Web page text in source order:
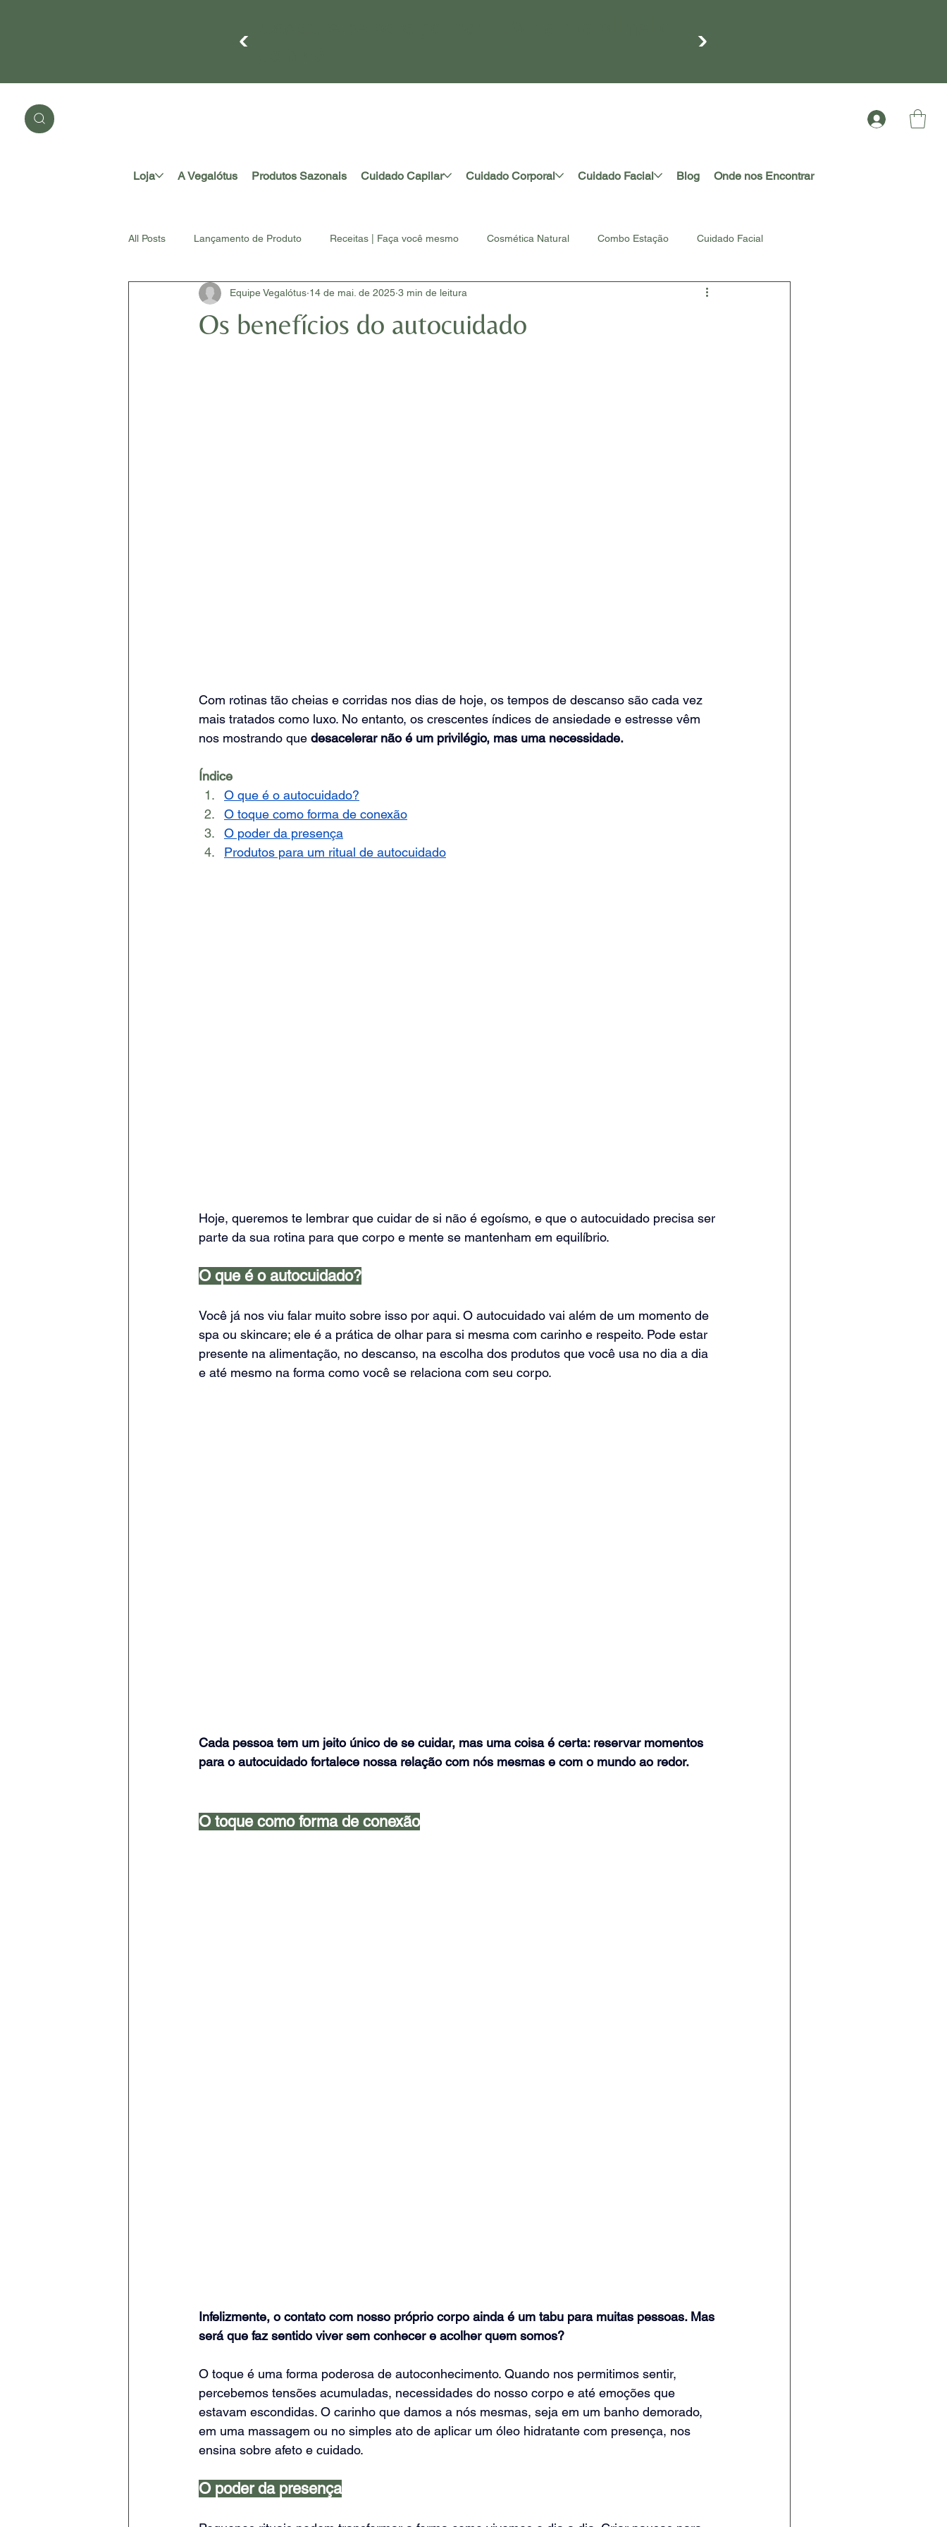
Loja A Vegalótus Produtos Sazonais Cuidado Capilar Cuidado Corporal Cuidado Facial Blog Onde nos Encontrar
All Posts Lançamento de Produto Receitas | Faça você mesmo Cosmética Natural Combo Estação Cuidado Facial
#somosnatureza Acessório Artesanal
Os benefícios do autocuidado
Equipe Vegalótus 14 de mai. de 2025 3 min de leitura
Com rotinas tão cheias e corridas nos dias de hoje, os tempos de descanso são cada vez
mais tratados como luxo. No entanto, os crescentes índices de ansiedade e estresse vêm
nos mostrando que desacelerar não é um privilégio, mas uma necessidade.
Índice
O que é o autocuidado?
O toque como forma de conexão
O poder da presença
Produtos para um ritual de autocuidado
Hoje, queremos te lembrar que cuidar de si não é egoísmo, e que o autocuidado precisa ser
parte da sua rotina para que corpo e mente se mantenham em equilíbrio.
O que é o autocuidado?
Você já nos viu falar muito sobre isso por aqui. O autocuidado vai além de um momento de
spa ou skincare; ele é a prática de olhar para si mesma com carinho e respeito. Pode estar
presente na alimentação, no descanso, na escolha dos produtos que você usa no dia a dia
e até mesmo na forma como você se relaciona com seu corpo.
Cada pessoa tem um jeito único de se cuidar, mas uma coisa é certa: reservar momentos
para o autocuidado fortalece nossa relação com nós mesmas e com o mundo ao redor.
O toque como forma de conexão
Infelizmente, o contato com nosso próprio corpo ainda é um tabu para muitas pessoas. Mas
será que faz sentido viver sem conhecer e acolher quem somos?
O toque é uma forma poderosa de autoconhecimento. Quando nos permitimos sentir,
percebemos tensões acumuladas, necessidades do nosso corpo e até emoções que
estavam escondidas. O carinho que damos a nós mesmas, seja em um banho demorado,
em uma massagem ou no simples ato de aplicar um óleo hidratante com presença, nos
ensina sobre afeto e cuidado.
O poder da presença